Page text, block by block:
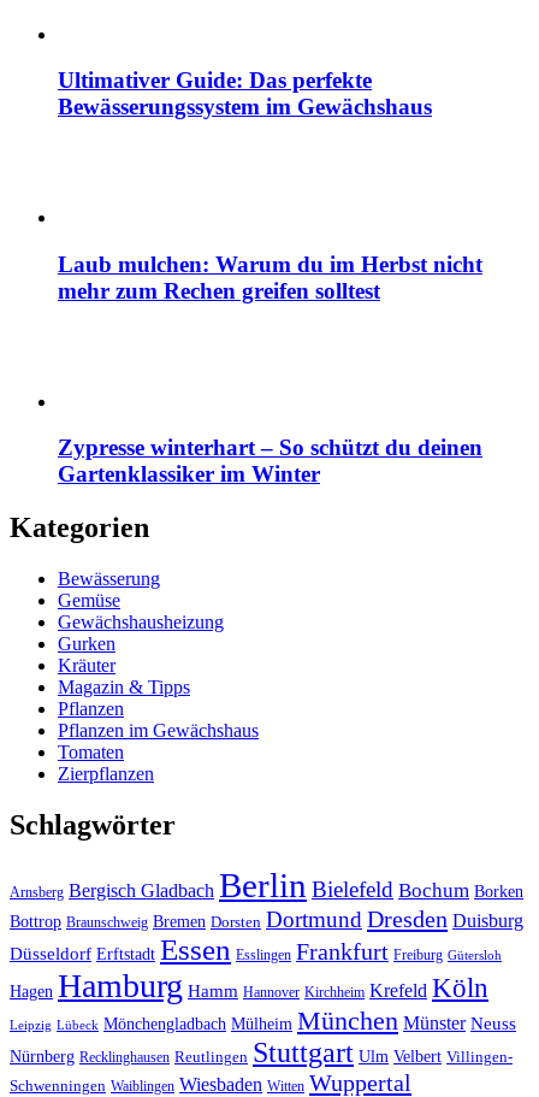
Ultimativer Guide: Das perfekte
Bewässerungssystem im Gewächshaus
Laub mulchen: Warum du im Herbst nicht
mehr zum Rechen greifen solltest
Zypresse winterhart – So schützt du deinen
Gartenklassiker im Winter
Kategorien
Bewässerung
Gemüse
Gewächshausheizung
Gurken
Kräuter
Magazin & Tipps
Pflanzen
Pflanzen im Gewächshaus
Tomaten
Zierpflanzen
Schlagwörter
Arnsberg Bergisch Gladbach Berlin Bielefeld Bochum Borken
Bottrop Braunschweig Bremen Dorsten Dortmund Dresden Duisburg
Düsseldorf Erftstadt Essen Esslingen Frankfurt Freiburg Gütersloh
Hagen Hamburg Hamm Hannover Kirchheim Krefeld Köln
Leipzig Lübeck Mönchengladbach Mülheim München Münster Neuss
Nürnberg Recklinghausen Reutlingen Stuttgart Ulm Velbert Villingen-
Schwenningen Waiblingen Wiesbaden Witten Wuppertal